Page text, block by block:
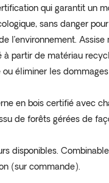
qui garantit un
sans danger
l’environnement. Assise
à partir de matériau
ou éliminer les
en bois certifié avec
de forêts gérées de
disponibles.
(sur commande).